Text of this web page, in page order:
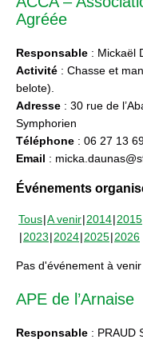
Agréée
Responsable : Mickaël
Activité : Chasse et
belote).
Adresse : 30 rue de
Symphorien
Téléphone : 06 27 13
Email :
Événements
Tous A venir 2014 2015
2023 2024 2025 2026
Pas d'événement à venir
APE de l’Arnaise
Responsable : PRAUD